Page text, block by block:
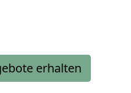
erhalten